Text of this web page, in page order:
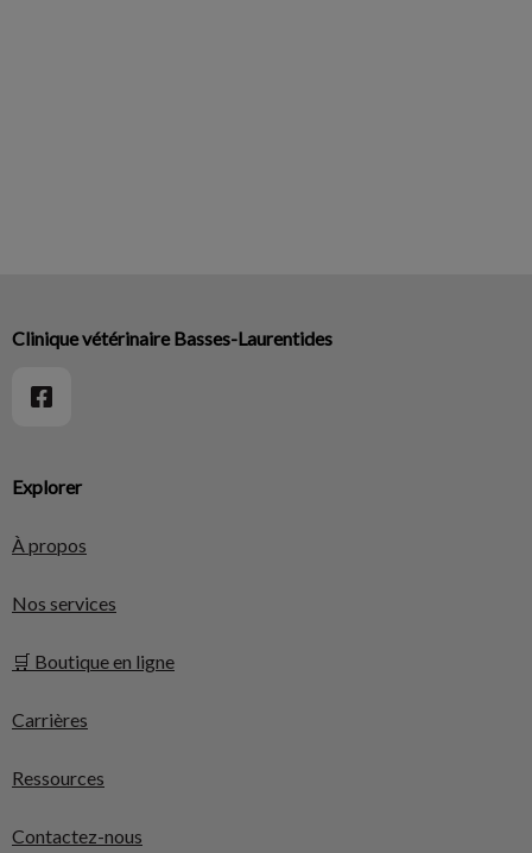
Explorer
À propos
Nos services
🛒 Boutique en ligne
Carrières
Ressources
Contactez-nous
Clinique vétérinaire Basses-Laurentides